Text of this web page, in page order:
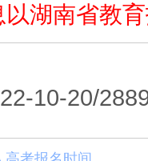
湖南省教
10-20/